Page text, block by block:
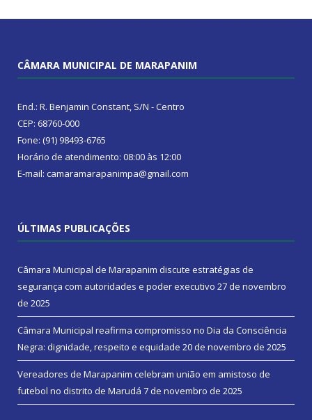
CÂMARA MUNICIPAL DE MARAPANIM
End.: R. Benjamin Constant, S/N - Centro
CEP: 68760-000
Fone: (91) 98493-6765
Horário de atendimento: 08:00 às 12:00
E-mail: camaramarapanimpa@gmail.com
ÚLTIMAS PUBLICAÇÕES
Câmara Municipal de Marapanim discute estratégias de
segurança com autoridades e poder executivo 27 de novembro
de 2025
Câmara Municipal reafirma compromisso no Dia da Consciência
Negra: dignidade, respeito e equidade 20 de novembro de 2025
Vereadores de Marapanim celebram união em amistoso de
futebol no distrito de Marudá 7 de novembro de 2025